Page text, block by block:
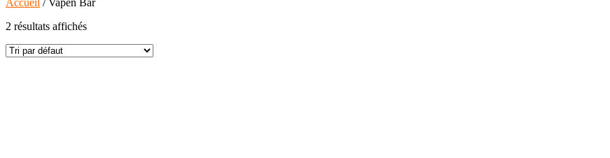
2 résultats affichés